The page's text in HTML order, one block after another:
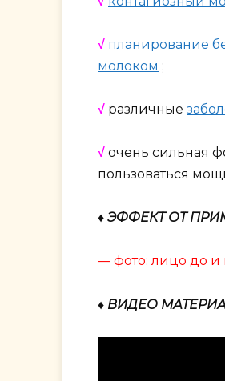
√ планирование
молоком ;
√ различные
√ очень сильная
пользоваться
♦ ЭФФЕКТ ОТ
— фото: лицо до и
♦ ВИДЕО